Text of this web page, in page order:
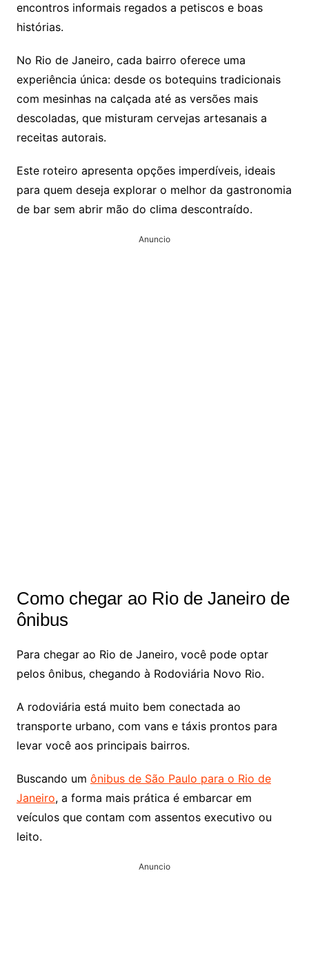
encontros informais regados a petiscos e boas
histórias.
No Rio de Janeiro, cada bairro oferece uma
experiência única: desde os botequins tradicionais
com mesinhas na calçada até as versões mais
descoladas, que misturam cervejas artesanais a
receitas autorais.
Este roteiro apresenta opções imperdíveis, ideais
para quem deseja explorar o melhor da gastronomia
de bar sem abrir mão do clima descontraído.
Anuncio
Como chegar ao Rio de Janeiro de
ônibus
Para chegar ao Rio de Janeiro, você pode optar
pelos ônibus, chegando à Rodoviária Novo Rio.
A rodoviária está muito bem conectada ao
transporte urbano, com vans e táxis prontos para
levar você aos principais bairros.
Buscando um ônibus de São Paulo para o Rio de
Janeiro, a forma mais prática é embarcar em
veículos que contam com assentos executivo ou
leito.
Anuncio